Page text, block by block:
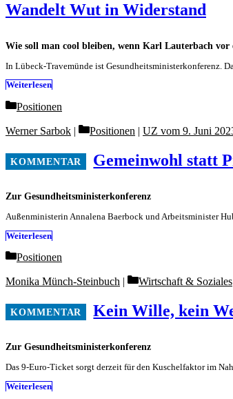
Wie soll man cool bleiben, wenn Karl Lauterbach vor
Wandelt Wut in Widerstand
In Lübeck-Travemünde ist Gesundheitsministerkonferenz.
Weiterlesen
Categories
Positionen
Zur Gesundheitsministerkonferenz
Gemeinwohl statt
Werner Sarbok Categories
Positionen | UZ vom 9. Juni
Außenministerin Annalena Baerbock und Arbeitsminister
Weiterlesen
Categories
Positionen
Zur Gesundheitsministerkonferenz
Kein Wille, kein
Monika Münch-Steinbuch Categories
Wirtschaft & Soziales
Das 9-Euro-Ticket sorgt derzeit für den Kuschelfaktor im
Weiterlesen